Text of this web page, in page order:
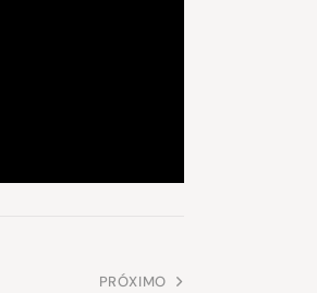
PRÓXIMO